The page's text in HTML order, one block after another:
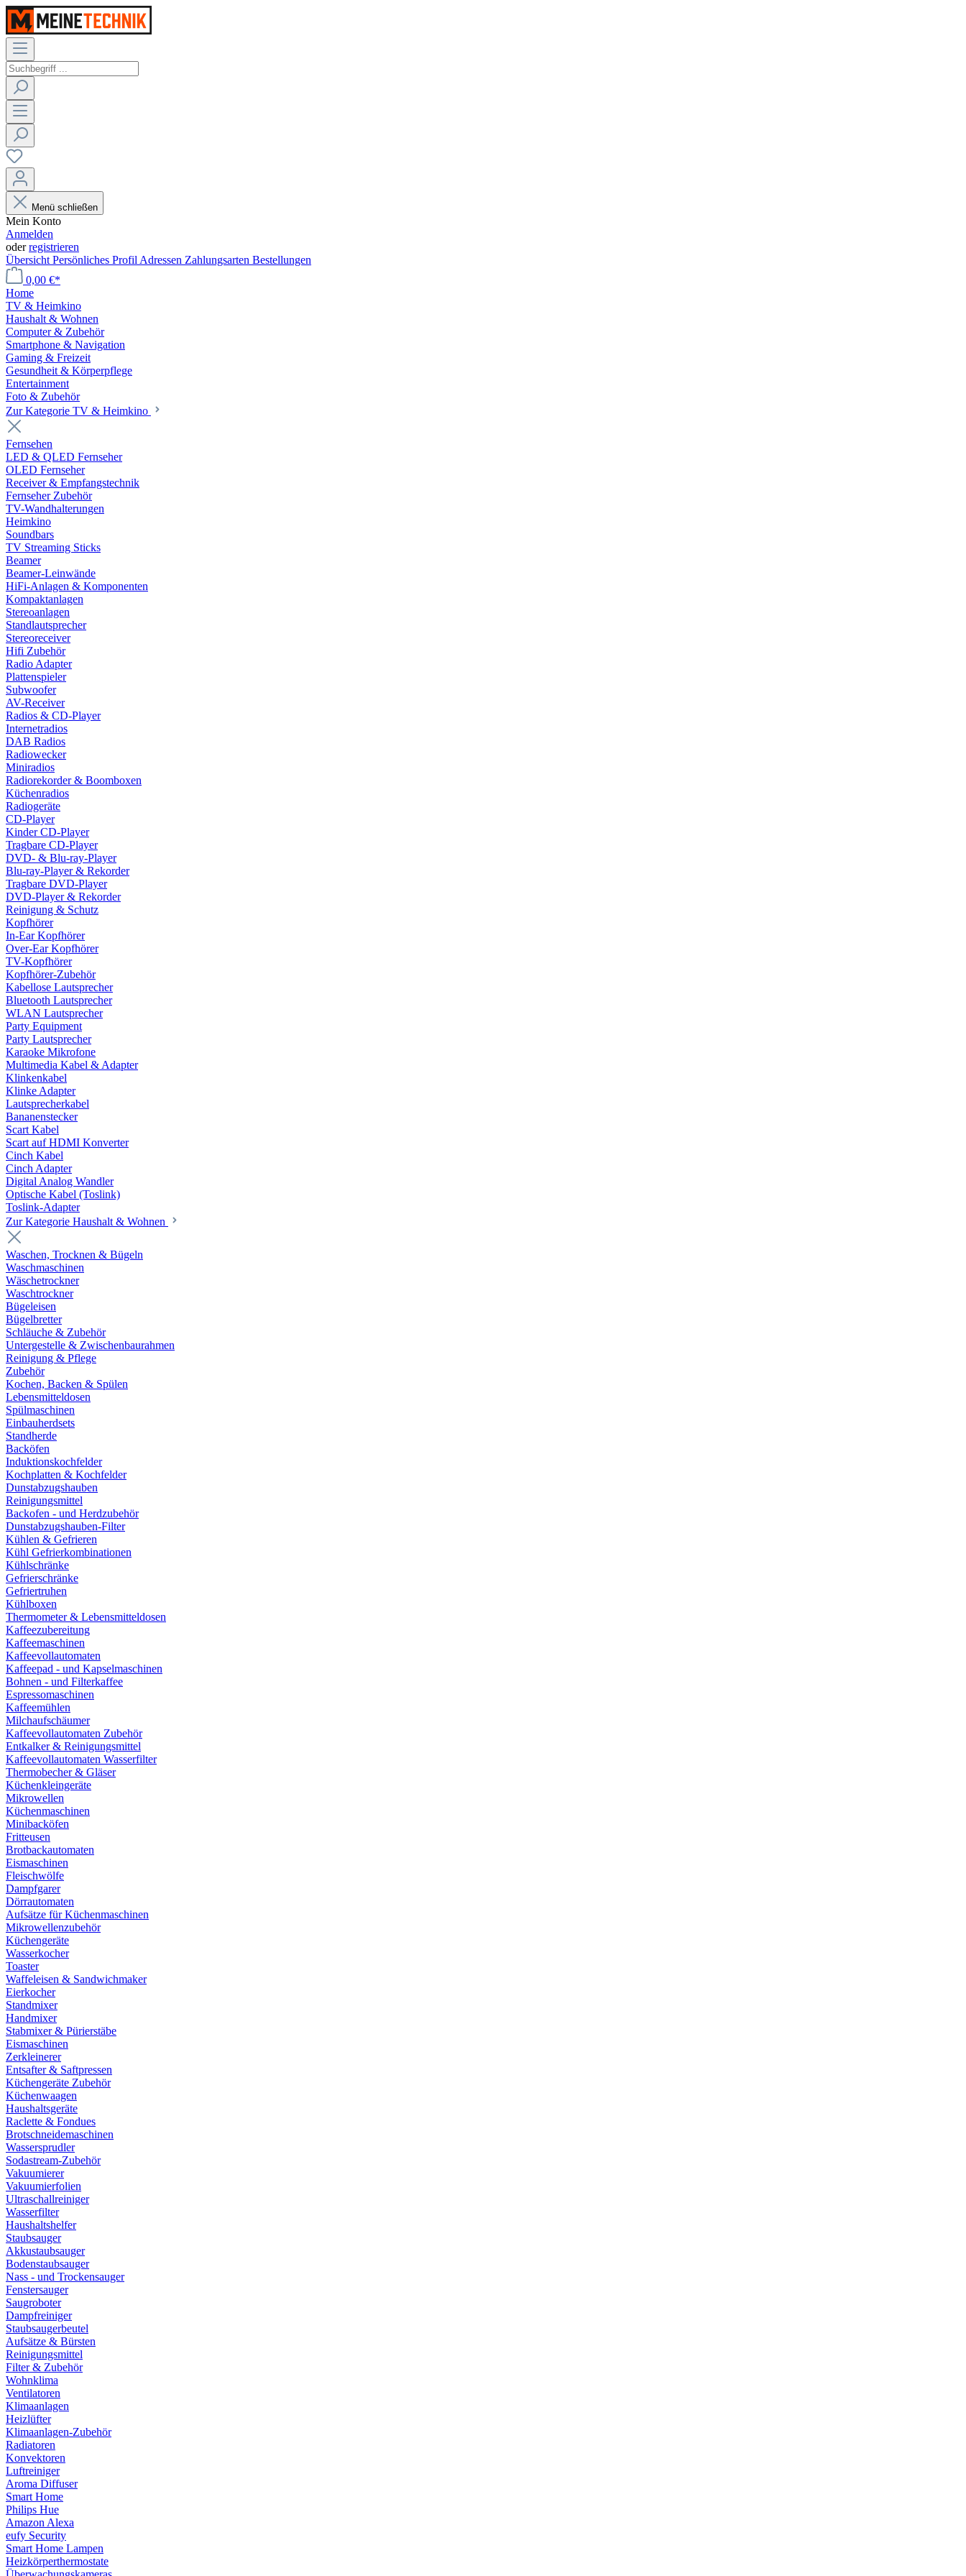
Menü schließen
Mein Konto
Anmelden
oderregistrieren
Übersicht Persönliches Profil Adressen Zahlungsarten Bestellungen
0,00 €*
Home
TV & Heimkino
Haushalt & Wohnen
Computer & Zubehör
Smartphone & Navigation
Gaming & Freizeit
Gesundheit & Körperpflege
Entertainment
Foto & Zubehör
Zur Kategorie TV & Heimkino
Fernsehen
LED & QLED Fernseher
OLED Fernseher
Receiver & Empfangstechnik
Fernseher Zubehör
TV-Wandhalterungen
Heimkino
Soundbars
TV Streaming Sticks
Beamer
Beamer-Leinwände
HiFi-Anlagen & Komponenten
Kompaktanlagen
Stereoanlagen
Standlautsprecher
Stereoreceiver
Hifi Zubehör
Radio Adapter
Plattenspieler
Subwoofer
AV-Receiver
Radios & CD-Player
Internetradios
DAB Radios
Radiowecker
Miniradios
Radiorekorder & Boomboxen
Küchenradios
Radiogeräte
CD-Player
Kinder CD-Player
Tragbare CD-Player
DVD- & Blu-ray-Player
Blu-ray-Player & Rekorder
Tragbare DVD-Player
DVD-Player & Rekorder
Reinigung & Schutz
Kopfhörer
In-Ear Kopfhörer
Over-Ear Kopfhörer
TV-Kopfhörer
Kopfhörer-Zubehör
Kabellose Lautsprecher
Bluetooth Lautsprecher
WLAN Lautsprecher
Party Equipment
Party Lautsprecher
Karaoke Mikrofone
Multimedia Kabel & Adapter
Klinkenkabel
Klinke Adapter
Lautsprecherkabel
Bananenstecker
Scart Kabel
Scart auf HDMI Konverter
Cinch Kabel
Cinch Adapter
Digital Analog Wandler
Optische Kabel (Toslink)
Toslink-Adapter
Zur Kategorie Haushalt & Wohnen
Waschen, Trocknen & Bügeln
Waschmaschinen
Wäschetrockner
Waschtrockner
Bügeleisen
Bügelbretter
Schläuche & Zubehör
Untergestelle & Zwischenbaurahmen
Reinigung & Pflege
Zubehör
Kochen, Backen & Spülen
Lebensmitteldosen
Spülmaschinen
Einbauherdsets
Standherde
Backöfen
Induktionskochfelder
Kochplatten & Kochfelder
Dunstabzugshauben
Reinigungsmittel
Backofen - und Herdzubehör
Dunstabzugshauben-Filter
Kühlen & Gefrieren
Kühl Gefrierkombinationen
Kühlschränke
Gefrierschränke
Gefriertruhen
Kühlboxen
Thermometer & Lebensmitteldosen
Kaffeezubereitung
Kaffeemaschinen
Kaffeevollautomaten
Kaffeepad - und Kapselmaschinen
Bohnen - und Filterkaffee
Espressomaschinen
Kaffeemühlen
Milchaufschäumer
Kaffeevollautomaten Zubehör
Entkalker & Reinigungsmittel
Kaffeevollautomaten Wasserfilter
Thermobecher & Gläser
Küchenkleingeräte
Mikrowellen
Küchenmaschinen
Minibacköfen
Fritteusen
Brotbackautomaten
Eismaschinen
Fleischwölfe
Dampfgarer
Dörrautomaten
Aufsätze für Küchenmaschinen
Mikrowellenzubehör
Küchengeräte
Wasserkocher
Toaster
Waffeleisen & Sandwichmaker
Eierkocher
Standmixer
Handmixer
Stabmixer & Pürierstäbe
Eismaschinen
Zerkleinerer
Entsafter & Saftpressen
Küchengeräte Zubehör
Küchenwaagen
Haushaltsgeräte
Raclette & Fondues
Brotschneidemaschinen
Wassersprudler
Sodastream-Zubehör
Vakuumierer
Vakuumierfolien
Ultraschallreiniger
Wasserfilter
Haushaltshelfer
Staubsauger
Akkustaubsauger
Bodenstaubsauger
Nass - und Trockensauger
Fenstersauger
Saugroboter
Dampfreiniger
Staubsaugerbeutel
Aufsätze & Bürsten
Reinigungsmittel
Filter & Zubehör
Wohnklima
Ventilatoren
Klimaanlagen
Heizlüfter
Klimaanlagen-Zubehör
Radiatoren
Konvektoren
Luftreiniger
Aroma Diffuser
Smart Home
Philips Hue
Amazon Alexa
eufy Security
Smart Home Lampen
Heizkörperthermostate